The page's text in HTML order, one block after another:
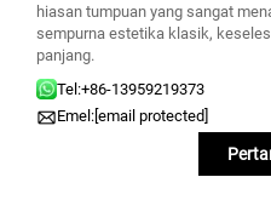
hiasan tumpuan yang sangat
sempurna estetika klasik,
panjang.
Tel:+86-13959219373
Emel:[email protected]